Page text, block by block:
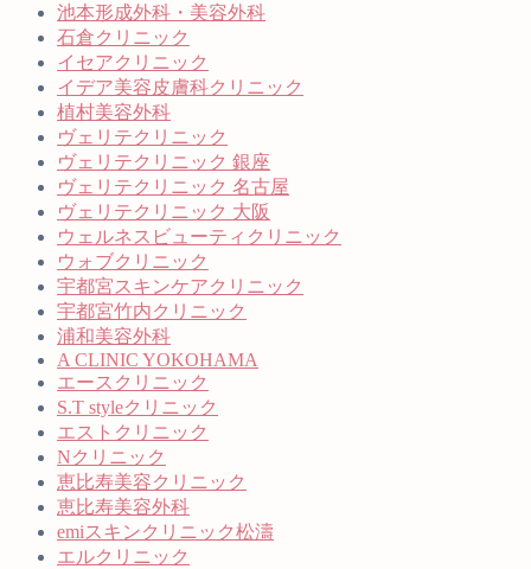
池本形成外科・美容外科
石倉クリニック
イセアクリニック
イデア美容皮膚科クリニック
植村美容外科
ヴェリテクリニック
ヴェリテクリニック 銀座
ヴェリテクリニック 名古屋
ヴェリテクリニック 大阪
ウェルネスビューティクリニック
ウォブクリニック
宇都宮スキンケアクリニック
宇都宮竹内クリニック
浦和美容外科
A CLINIC YOKOHAMA
エースクリニック
S.T styleクリニック
エストクリニック
Nクリニック
恵比寿美容クリニック
恵比寿美容外科
emiスキンクリニック松濤
エルクリニック